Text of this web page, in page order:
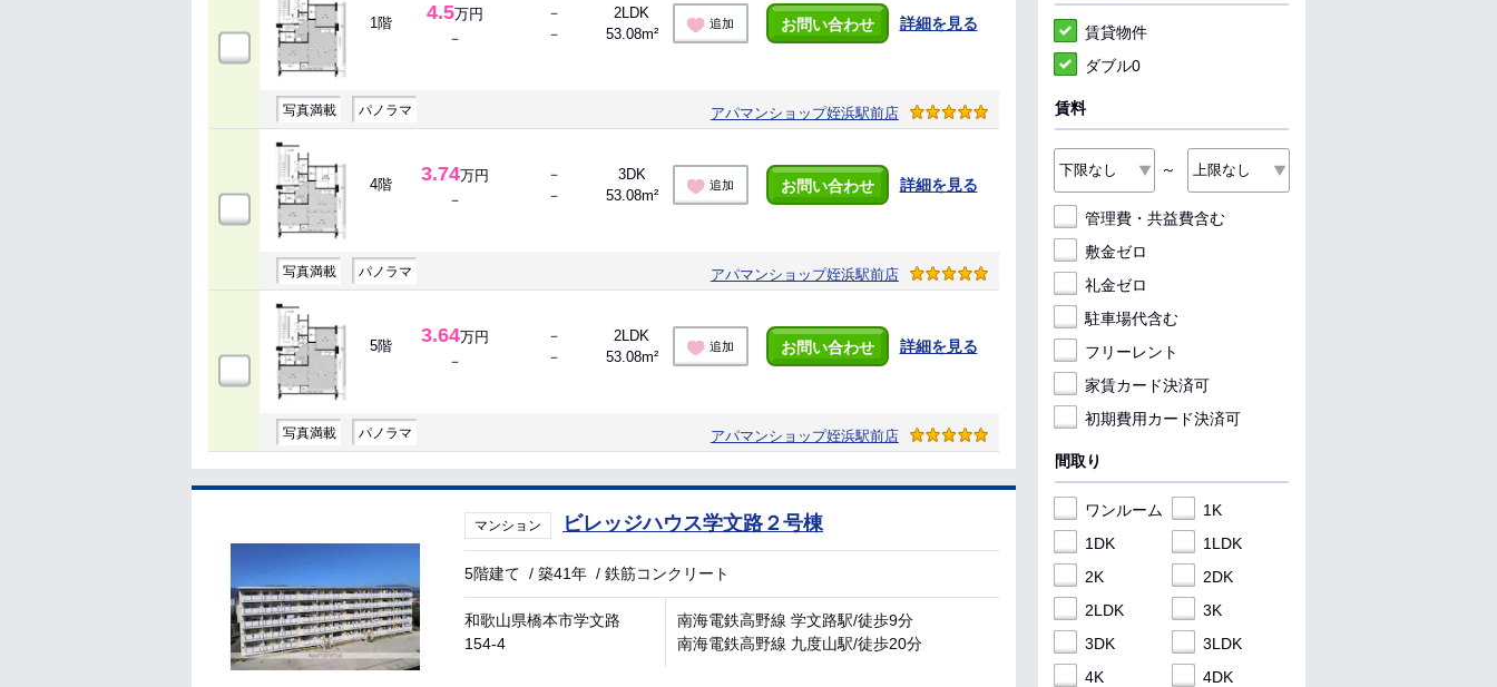
1階 4.5万円
－
－
－
2LDK
53.08m²
追加 お問い合わせ 詳細を見る
写真満載 パノラマ アパマンショップ姪浜駅前店
4階 3.74万円
－
－
－
3DK
53.08m²
追加 お問い合わせ 詳細を見る
写真満載 パノラマ アパマンショップ姪浜駅前店
5階 3.64万円
－
－
－
2LDK
53.08m²
追加 お問い合わせ 詳細を見る
写真満載 パノラマ アパマンショップ姪浜駅前店
マンション ビレッジハウス学文路２号棟
5階建て /築41年 /鉄筋コンクリート
和歌山県橋本市学文路
154-4
南海電鉄高野線 学文路駅/徒歩9分
南海電鉄高野線 九度山駅/徒歩20分
賃貸物件
ダブル0
賃料
～
管理費・共益費含む
敷金ゼロ
礼金ゼロ
駐車場代含む
フリーレント
家賃カード決済可
初期費用カード決済可
間取り
ワンルーム
1K
1DK
1LDK
2K
2DK
2LDK
3K
3DK
3LDK
4K
4DK